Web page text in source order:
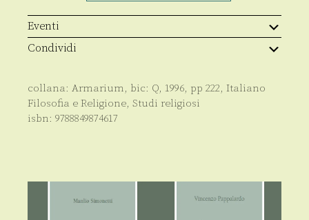
nell’età
di
Teoderico
quantità
Eventi
Condividi
collana: Armarium, bic: Q, 1996, pp 222, Italiano
Filosofia e Religione, Studi religiosi
isbn: 9788849874617